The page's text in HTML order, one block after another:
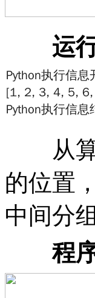
运行
从算
的位置
中间分
程